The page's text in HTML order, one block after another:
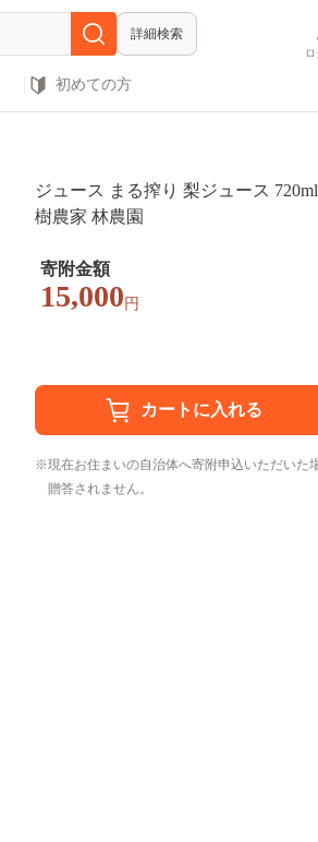
詳細検索
初めての方
ジュース まる搾り 梨ジュース
樹農家 林農園
寄附金額
15,000 円
現在お住まいの自治体へ寄附申込いただいた
贈答されません。